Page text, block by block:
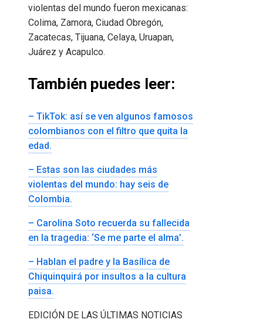
violentas del mundo fueron mexicanas:
Colima, Zamora, Ciudad Obregón,
Zacatecas, Tijuana, Celaya, Uruapan,
Juárez y Acapulco.
También puedes leer:
– TikTok: así se ven algunos famosos
colombianos con el filtro que quita la
edad.
– Estas son las ciudades más
violentas del mundo: hay seis de
Colombia.
– Carolina Soto recuerda su fallecida
en la tragedia: ‘Se me parte el alma’.
– Hablan el padre y la Basílica de
Chiquinquirá por insultos a la cultura
paisa.
EDICIÓN DE LAS ÚLTIMAS NOTICIAS